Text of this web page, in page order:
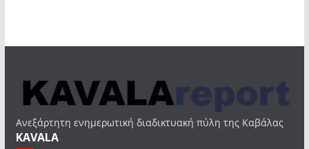
Ανεξάρτητη ενημερωτική διαδικτυακή πύλη της Καβάλας
KAVALA